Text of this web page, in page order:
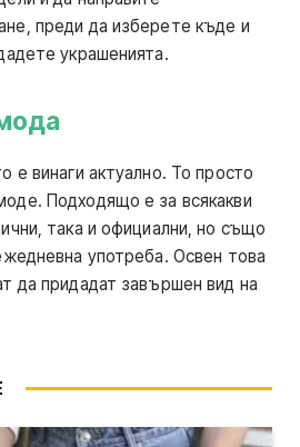
преди да изберете къде и
украшенията.
е винаги актуално. То просто
Подходящо е за всякакви
така и официални, но също
употреба. Освен това
да придадат завършен вид на